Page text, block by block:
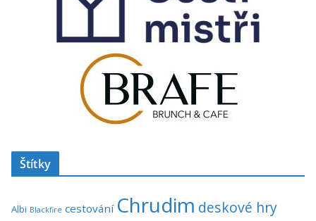
Štítky
Albi Blackfire cestování Chrudim deskové hry